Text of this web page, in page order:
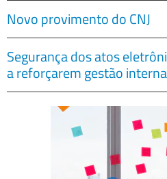
Novo provimento do CNJ
Segurança dos atos
a reforçarem gestão